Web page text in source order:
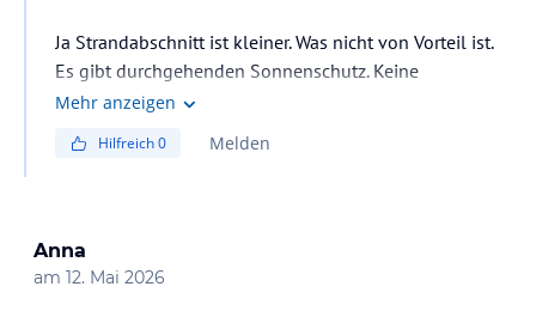
Ja Strandabschnitt ist kleiner. Was nicht von Vorteil ist.
Es gibt durchgehenden Sonnenschutz. Keine
Sonnenschirme.
Mehr anzeigen
Hilfreich0 Melden
Anna
am 12. Mai 2026